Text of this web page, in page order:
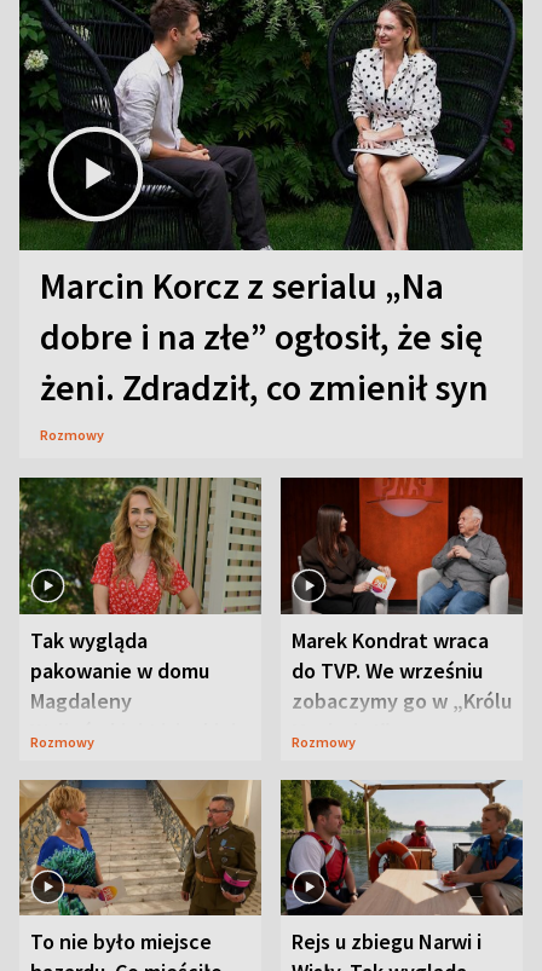
Marcin Korcz z serialu „Na
dobre i na złe” ogłosił, że się
żeni. Zdradził, co zmienił syn
Rozmowy
Tak wygląda
pakowanie w domu
Magdaleny
Waligórskiej-Lisieckiej.
Rozmowy
Marek Kondrat wraca
do TVP. We wrześniu
zobaczymy go w „Królu
Maciusiu I”
Rozmowy
To nie było miejsce
Rejs u zbiegu Narwi i